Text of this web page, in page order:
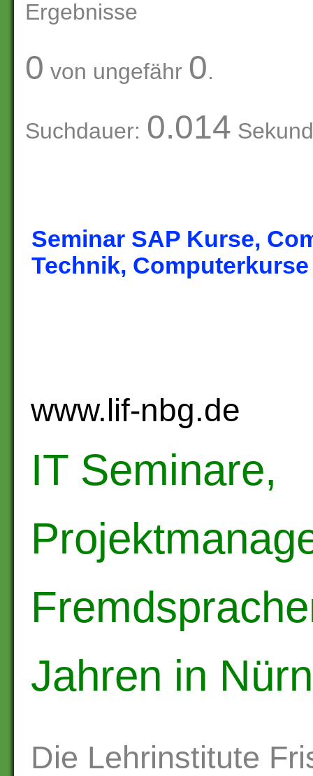
Ergebnisse
0 von ungefähr 0.
Suchdauer: 0.014
Seminar SAP Kurse,
Technik,
www.lif-nbg.de
IT Seminare,
Jahren in
Die Lehrinstitute